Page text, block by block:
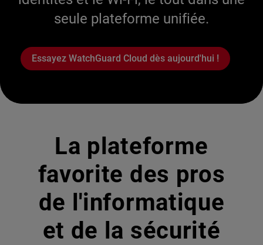
seule plateforme unifiée.
Essayez WatchGuard Cloud dès aujourd'hui !
La plateforme
favorite des pros
de l'informatique
et de la sécurité